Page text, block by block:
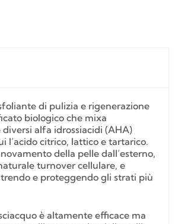
di pulizia e rigenerazione
biologico che mixa
alfa idrossiacidi (AHA)
l’acido citrico, lattico e tartarico.
della pelle dall’esterno,
turnover cellulare, e
e proteggendo gli strati più
è altamente efficace ma